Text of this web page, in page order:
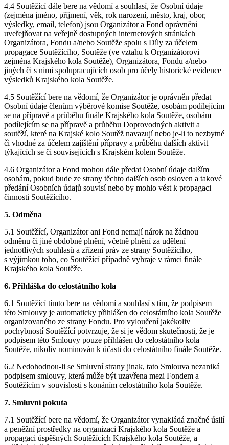
4.4 Soutěžící dále bere na vědomí a souhlasí, že Osobní údaje
(zejména jméno, příjmení, věk, rok narození, město, kraj, obor,
výsledky, email, telefon) jsou Organizátor a Fond oprávněni
uveřejňovat na veřejně dostupných internetových stránkách
Organizátora, Fondu a/nebo Soutěže spolu s Díly za účelem
propagace Soutěžícího, Soutěže (ve vztahu k Organizátorovi
zejména Krajského kola Soutěže), Organizátora, Fondu a/nebo
jiných či s nimi spolupracujících osob pro účely historické evidence
výsledků Krajského kola Soutěže.
4.5 Soutěžící bere na vědomí, že Organizátor je oprávněn předat
Osobní údaje členům výběrové komise Soutěže, osobám podílejícím
se na přípravě a průběhu finále Krajského kola Soutěže, osobám
podílejícím se na přípravě a průběhu Doprovodných aktivit a
soutěží, které na Krajské kolo Soutěž navazují nebo je-li to nezbytné
či vhodné za účelem zajištění přípravy a průběhu dalších aktivit
týkajících se či souvisejících s Krajském kolem Soutěže.
4.6 Organizátor a Fond mohou dále předat Osobní údaje dalším
osobám, pokud bude ze strany těchto dalších osob osloven a takové
předání Osobních údajů souvisí nebo by mohlo vést k propagaci
činnosti Soutěžícího.
5. Odměna
5.1 Soutěžící, Organizátor ani Fond nemají nárok na žádnou
odměnu či jiné obdobné plnění, včetně plnění za udělení
jednotlivých souhlasů a zřízení práv ze strany Soutěžícího,
s výjimkou toho, co Soutěžící případně vyhraje v rámci finále
Krajského kola Soutěže.
6. Přihláška do celostátního kola
6.1 Soutěžící tímto bere na vědomí a souhlasí s tím, že podpisem
této Smlouvy je automaticky přihlášen do celostátního kola Soutěže
organizovaného ze strany Fondu. Pro vyloučení jakékoliv
pochybností Soutěžící potvrzuje, že si je vědom skutečnosti, že je
podpisem této Smlouvy pouze přihlášen do celostátního kola
Soutěže, nikoliv nominován k účasti do celostátního finále Soutěže.
6.2 Nedohodnou-li se Smluvní strany jinak, tato Smlouva nezaniká
podpisem smlouvy, která může být uzavřena mezi Fondem a
Soutěžícím v souvislosti s konáním celostátního kola Soutěže.
7. Smluvní pokuta
7.1 Soutěžící bere na vědomí, že Organizátor vynakládá značné úsilí
a peněžní prostředky na organizaci Krajského kola Soutěže a
propagaci úspěšných Soutěžících Krajského kola Soutěže, a